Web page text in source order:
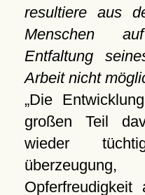
resultiere aus
Menschen
Entfaltung
Arbeit nicht
Die
großen Teil
wieder